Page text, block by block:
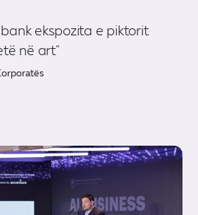
ekspozita e piktorit
në art"